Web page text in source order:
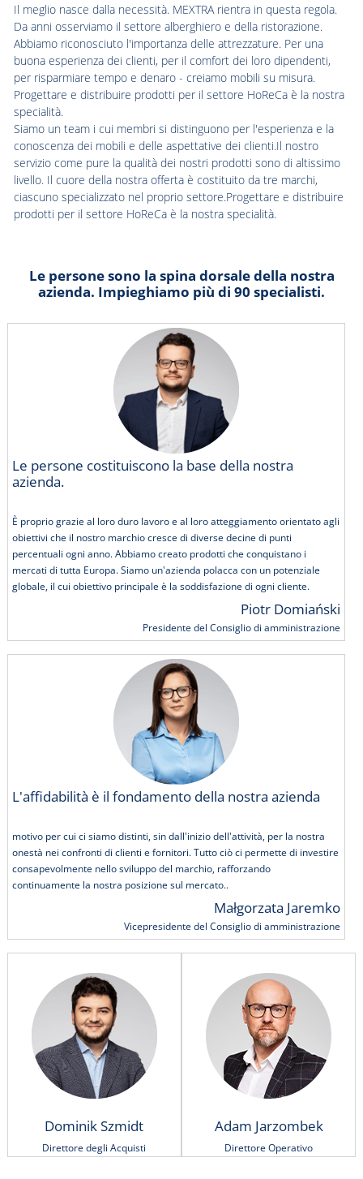
Il meglio nasce dalla necessità. MEXTRA rientra in questa regola.
Da anni osserviamo il settore alberghiero e della ristorazione.
Abbiamo riconosciuto l'importanza delle attrezzature. Per una
buona esperienza dei clienti, per il comfort dei loro dipendenti,
per risparmiare tempo e denaro - creiamo mobili su misura.
Progettare e distribuire prodotti per il settore HoReCa è la nostra
specialità.
Siamo un team i cui membri si distinguono per l'esperienza e la
conoscenza dei mobili e delle aspettative dei clienti.Il nostro
servizio come pure la qualità dei nostri prodotti sono di altissimo
livello. Il cuore della nostra offerta è costituito da tre marchi,
ciascuno specializzato nel proprio settore.Progettare e distribuire
prodotti per il settore HoReCa è la nostra specialità.
Le persone sono la spina dorsale della nostra
azienda. Impieghiamo più di 90 specialisti.
Le persone costituiscono la base della nostra
azienda.
È proprio grazie al loro duro lavoro e al loro atteggiamento orientato agli
obiettivi che il nostro marchio cresce di diverse decine di punti
percentuali ogni anno. Abbiamo creato prodotti che conquistano i
mercati di tutta Europa. Siamo un'azienda polacca con un potenziale
globale, il cui obiettivo principale è la soddisfazione di ogni cliente.
Piotr Domiański
Presidente del Consiglio di amministrazione
L'affidabilità è il fondamento della nostra azienda
motivo per cui ci siamo distinti, sin dall'inizio dell'attività, per la nostra
onestà nei confronti di clienti e fornitori. Tutto ciò ci permette di investire
consapevolmente nello sviluppo del marchio, rafforzando
continuamente la nostra posizione sul mercato..
Małgorzata Jaremko
Vicepresidente del Consiglio di amministrazione
Dominik Szmidt
Direttore degli Acquisti
Adam Jarzombek
Direttore Operativo